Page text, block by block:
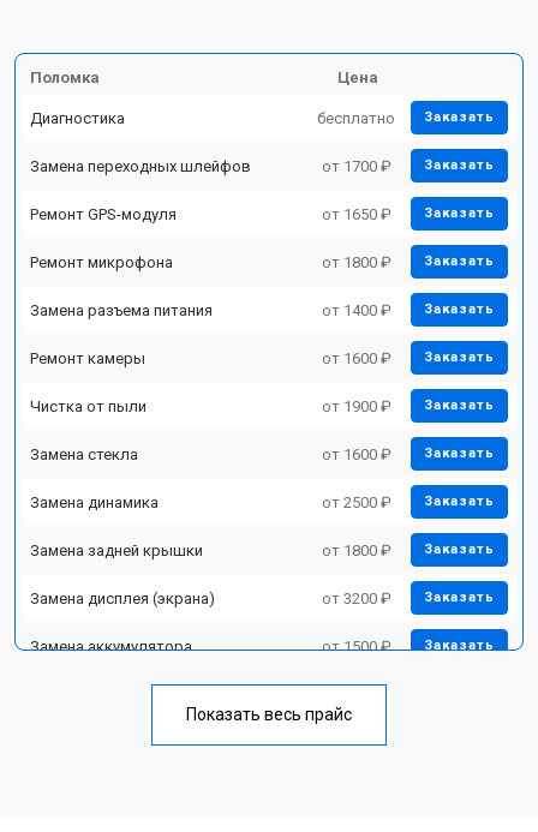
Поломка Цена
Диагностика бесплатно Заказать
Замена переходных шлейфов от 1700 ₽ Заказать
Ремонт GPS-модуля от 1650 ₽ Заказать
Ремонт микрофона от 1800 ₽ Заказать
Замена разъема питания от 1400 ₽ Заказать
Ремонт камеры от 1600 ₽ Заказать
Чистка от пыли от 1900 ₽ Заказать
Замена стекла от 1600 ₽ Заказать
Замена динамика от 2500 ₽ Заказать
Замена задней крышки от 1800 ₽ Заказать
Замена дисплея (экрана) от 3200 ₽ Заказать
Замена аккумулятора от 1500 ₽ Заказать
Замена материнской платы от 3200 ₽
Показать весь прайс